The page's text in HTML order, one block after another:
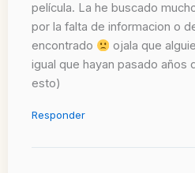
película. La he buscado
por la falta de informacion o
encontrado
ojala que
igual que hayan pasado años
esto)
Responder